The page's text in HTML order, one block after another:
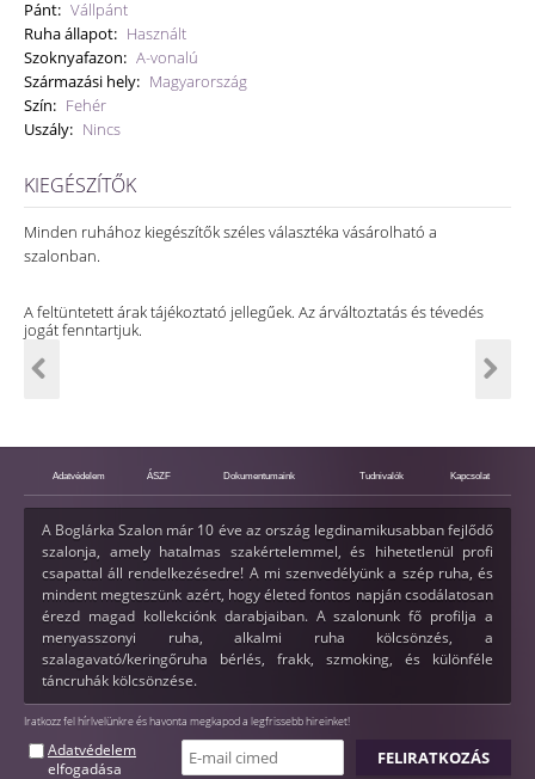
Pánt: Vállpánt
Ruha állapot: Használt
Szoknyafazon: A-vonalú
Származási hely: Magyarország
Szín: Fehér
Uszály: Nincs
KIEGÉSZÍTŐK
Minden ruhához kiegészítők széles választéka vásárolható a
szalonban.
A feltüntetett árak tájékoztató jellegűek. Az árváltoztatás és tévedés
jogát fenntartjuk.
Adatvédelem ÁSZF Dokumentumaink Tudnivalók Kapcsolat
A Boglárka Szalon már 10 éve az ország legdinamikusabban fejlődő
szalonja, amely hatalmas szakértelemmel, és hihetetlenül profi
csapattal áll rendelkezésedre! A mi szenvedélyünk a szép ruha, és
mindent megteszünk azért, hogy életed fontos napján csodálatosan
érezd magad kollekciónk darabjaiban. A szalonunk fő profilja a
menyasszonyi ruha, alkalmi ruha kölcsönzés, a
szalagavató/keringőruha bérlés, frakk, szmoking, és különféle
táncruhák kölcsönzése.
Iratkozz fel hírlvelünkre és havonta megkapod a legfrissebb hireinket!
Adatvédelem
elfogadása